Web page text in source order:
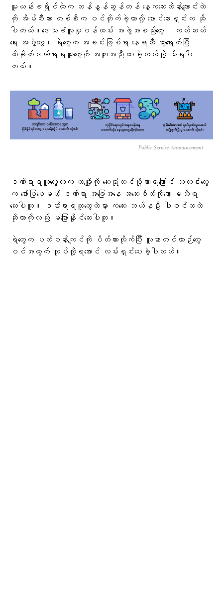
မူယန်းခရိုင်ထဲက ဘန်နွန်ဆွန်တန် နေ့ကလေးထိန်းကျောင်းထဲ
ကို အိမ်စီးကား တစ်စီးက ဝင်တိုက်ခဲ့တာလို့ ဖောင်ဒေးရှင်းက ဆို
ပါတယ်။ဒေသခံလူမှုဝန်ထမ်း အဖွဲ့အစည်းတွေ၊ ကယ်ဆယ်
ရေး အဖွဲ့တွေ၊ ရဲတွေက အခင်းဖြစ်ရာ နေရာဆီ သွားရောက်ပြီး
ထိခိုက်ဒဏ်ရာရသူတွေကို အကူအညီ ပေးခဲ့တယ်လို့ သိရပါ
တယ်။
Public Service Announcement
ဒဏ်ရာရသူတွေထဲက တချို့ကို ဆေးရုံတင်ပို့ထားရကြောင်း သတင်းတွေ
က ဖော်ပြပေမယ့် ဒဏ်ရာ အခြေအနေ အသေးစိတ်ကိုတော့ မသိရ
သေးပါဘူး။ ဒဏ်ရာရသူတွေထဲမှာ ကလေး ဘယ်နှဦး ပါဝင်သလဲ
ဆိုတာကိုလည်း မပြောနိုင်သေးပါဘူး။
ရဲတွေက ပတ်ဝန်းကျင်ကို ပိတ်ထားလိုက်ပြီး လူနာတင်ယာဉ်တွေ
ဝင်အထွက် လုပ်လို့ရအောင် လမ်းရှင်းပေးခဲ့ပါတယ်။